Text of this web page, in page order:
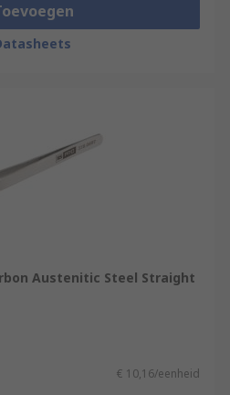
Austenitic Steel Straight
€ 10,16/eenheid